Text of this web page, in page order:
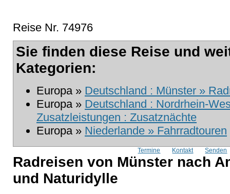
Reise Nr. 74976
Sie finden diese Reise und
Kategorien:
Europa » Deutschland : Münster »
Europa » Deutschland : Nordrhein-
Zusatzleistungen : Zusatznächte
Europa » Niederlande » Fahrradtouren
Termine Kontakt Senden
Radreisen von Münster nach
und Naturidylle